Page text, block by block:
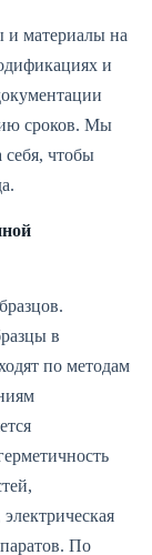
и материалы на
и
сроков. Мы
себя, чтобы
в
по методам
По